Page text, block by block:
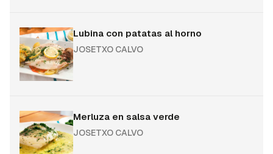
Lubina con patatas al horno
JOSETXO CALVO
Merluza en salsa verde
JOSETXO CALVO